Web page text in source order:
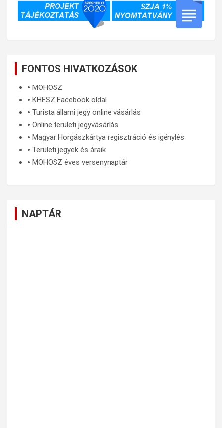
FONTOS HIVATKOZÁSOK
🞄 MOHOSZ
🞄 KHESZ Facebook oldal
🞄 Turista állami jegy online vásárlás
🞄 Online területi jegyvásárlás
🞄 Magyar Horgászkártya regisztráció és igénylés
🞄 Területi jegyek és áraik
🞄 MOHOSZ éves versenynaptár
NAPTÁR